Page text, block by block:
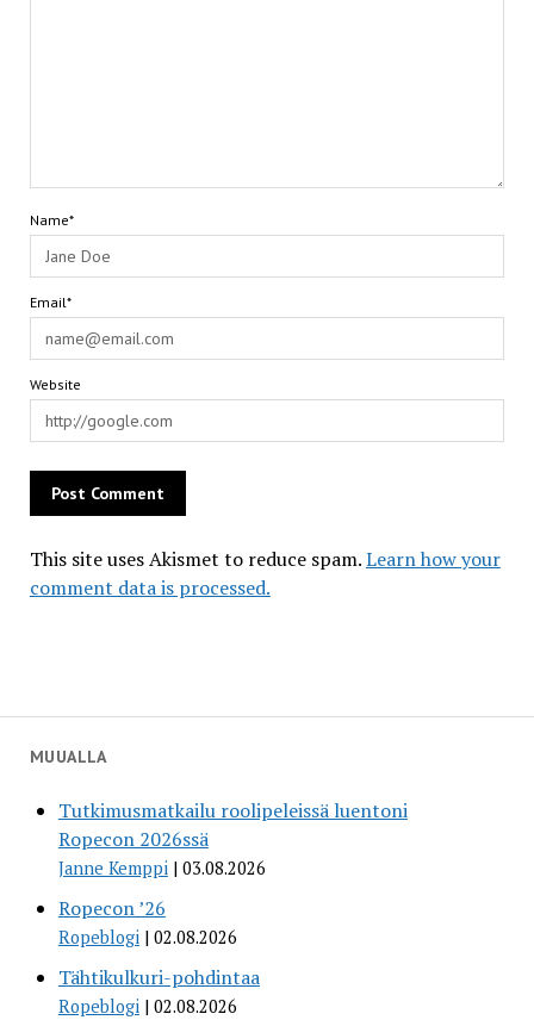
MUUALLA
Tutkimusmatkailu roolipeleissä luentoni
Ropecon 2026ssä
Janne Kemppi 03.08.2026
Ropecon ’26
Ropeblogi 02.08.2026
Tähtikulkuri-pohdintaa
Ropeblogi 02.08.2026
Name*
Email*
Website
This site uses Akismet to reduce spam.Learn how your
comment data is processed.